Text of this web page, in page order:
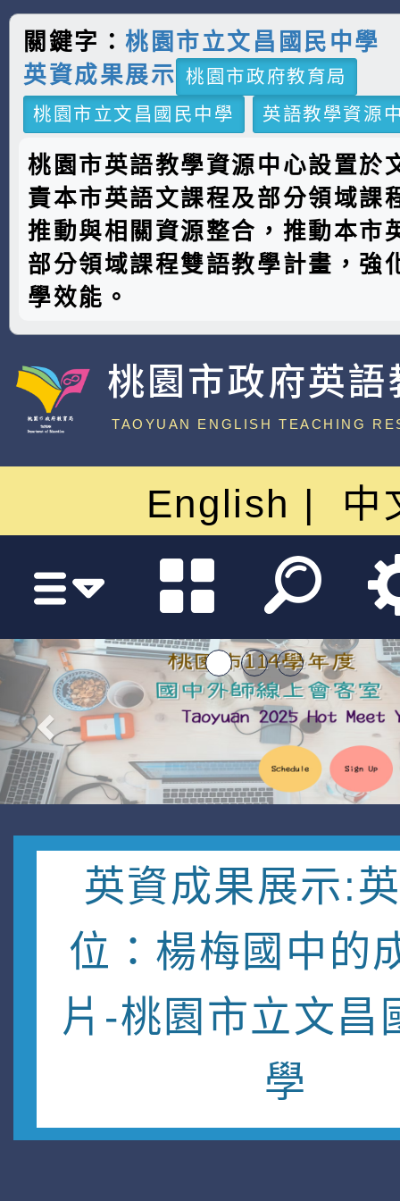
關鍵字：桃園市立文昌國民中學
英資成果展示 桃園市政府教育局
桃園市立文昌國民中學
英語教學資源
桃園市英語教學資源中心設置於
責本市英語文課程及部分領域課
推動與相關資源整合，推動本市
部分領域課程雙語教學計畫，強
學效能。
桃園市政府英
中心
TAOYUAN ENGLISH TEACHING
English 中
英資成果展示:
位：楊梅國中的
片-桃園市立文昌
學